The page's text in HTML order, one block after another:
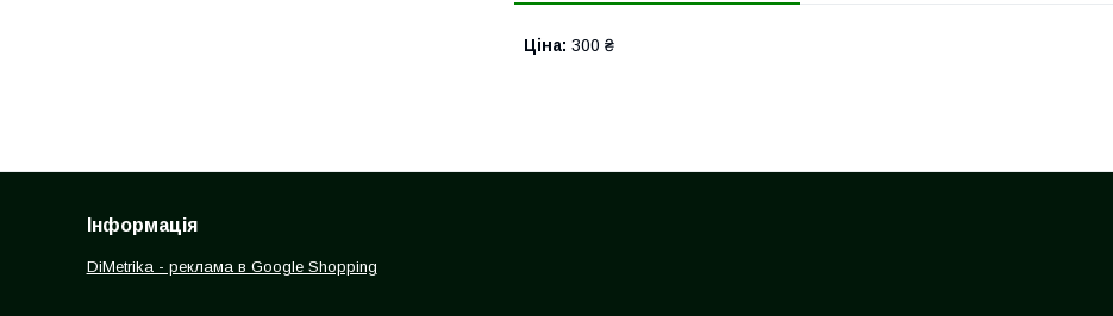
Ціна: 300 ₴
Інформація
DiMetrika - реклама в Google Shopping